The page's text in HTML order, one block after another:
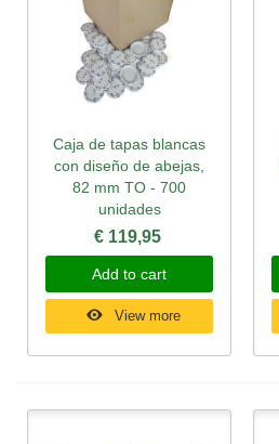
Caja de tapas blancas
con diseño de abejas,
82 mm TO - 700
unidades
€ 119,95
Add to cart
View more